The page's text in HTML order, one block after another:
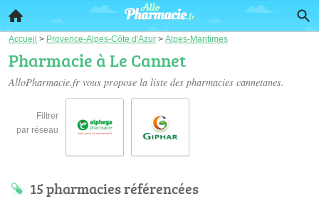
Accueil > Provence-Alpes-Côte d'Azur > Alpes-Maritimes
Pharmacie à Le Cannet
AlloPharmacie.fr vous propose la liste des pharmacies cannetanes.
Filtrer
par réseau
15 pharmacies référencées